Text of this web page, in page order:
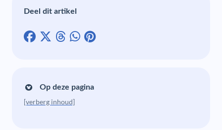
Deel dit artikel
Op deze pagina
[verberg inhoud]